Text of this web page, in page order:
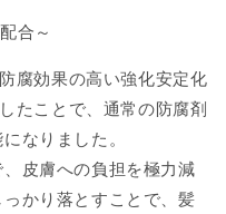
合～
腐効果の高い強化安定化
たことで、通常の防腐剤
なりました。
皮膚への負担を極力減
かり落とすことで、髪